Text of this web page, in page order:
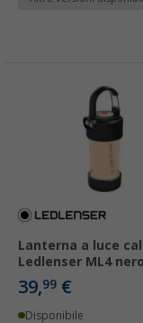
Lanterna a luce
Ledlenser ML4 nero
39,99 €
Disponibile